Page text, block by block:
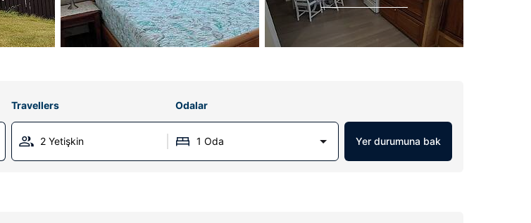
Travellers Odalar
2 Yetişkin 1 Oda Yer durumuna bak